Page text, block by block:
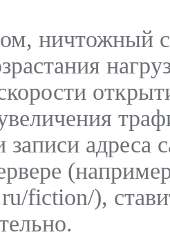
ничтожный
адреса
fiction/),